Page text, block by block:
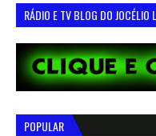
RÁDIO E TV BLOG DO JOCÉLIO
POPULAR